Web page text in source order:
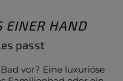
EINER HAND
passt
vor? Eine luxuriöse